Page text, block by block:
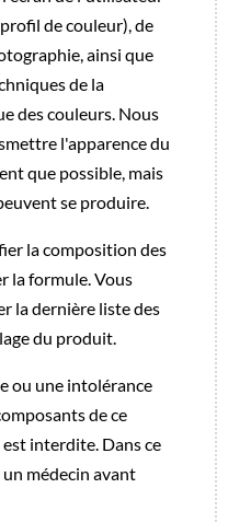
de couleur), de
ainsi que
de la
des couleurs. Nous
l'apparence du
que possible, mais
se produire.
la composition des
la formule. Vous
la dernière liste des
du produit.
ou une intolérance
de ce
interdite. Dans ce
médecin avant